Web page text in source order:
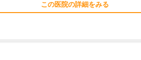
この医院の詳細をみる